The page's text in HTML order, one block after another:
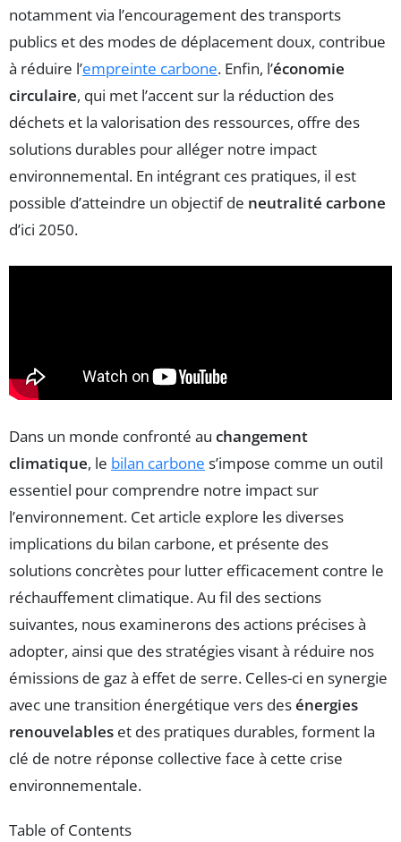
notamment via l’encouragement des transports
publics et des modes de déplacement doux, contribue
à réduire l’empreinte carbone. Enfin, l’économie
circulaire, qui met l’accent sur la réduction des
déchets et la valorisation des ressources, offre des
solutions durables pour alléger notre impact
environnemental. En intégrant ces pratiques, il est
possible d’atteindre un objectif de neutralité carbone
d’ici 2050.
Dans un monde confronté au changement
climatique, le bilan carbone s’impose comme un outil
essentiel pour comprendre notre impact sur
l’environnement. Cet article explore les diverses
implications du bilan carbone, et présente des
solutions concrètes pour lutter efficacement contre le
réchauffement climatique. Au fil des sections
suivantes, nous examinerons des actions précises à
adopter, ainsi que des stratégies visant à réduire nos
émissions de gaz à effet de serre. Celles-ci en synergie
avec une transition énergétique vers desénergies
renouvelables et des pratiques durables, forment la
clé de notre réponse collective face à cette crise
environnementale.
Table of Contents